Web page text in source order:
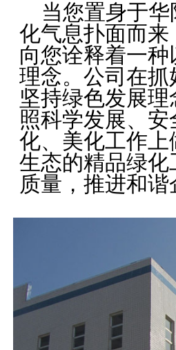
当您置身于华
化气息扑面而
向您诠释着一
理念。 公司在抓
坚持绿色发展
照科学发展、
化、美化工作
生态的精品绿
质量，推进和